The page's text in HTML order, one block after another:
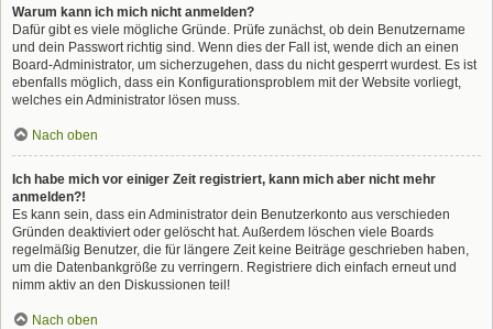
Warum kann ich mich nicht anmelden?
Dafür gibt es viele mögliche Gründe. Prüfe zunächst, ob dein Benutzername
und dein Passwort richtig sind. Wenn dies der Fall ist, wende dich an einen
Board-Administrator, um sicherzugehen, dass du nicht gesperrt wurdest. Es ist
ebenfalls möglich, dass ein Konfigurationsproblem mit der Website vorliegt,
welches ein Administrator lösen muss.
Nach oben
Ich habe mich vor einiger Zeit registriert, kann mich aber nicht mehr
anmelden?!
Es kann sein, dass ein Administrator dein Benutzerkonto aus verschieden
Gründen deaktiviert oder gelöscht hat. Außerdem löschen viele Boards
regelmäßig Benutzer, die für längere Zeit keine Beiträge geschrieben haben,
um die Datenbankgröße zu verringern. Registriere dich einfach erneut und
nimm aktiv an den Diskussionen teil!
Nach oben